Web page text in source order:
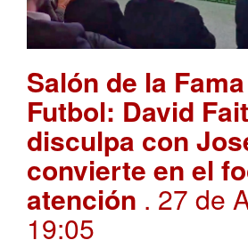
Salón de la
Futbol: David
disculpa con
convierte en el
atención . 27 de
19:05